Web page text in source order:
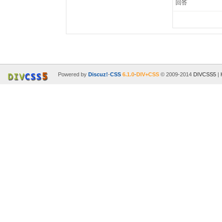
回答
Powered byDiscuz!-CSS 6.1.0-DIV+CSS © 2009-2014 DIVCSS5 |